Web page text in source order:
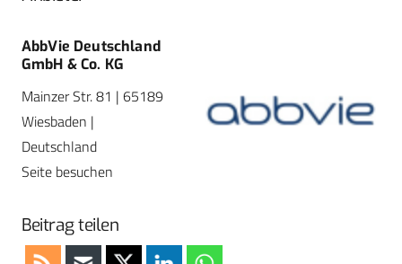
AbbVie Deutschland
GmbH & Co. KG
Mainzer Str. 81 | 65189
Wiesbaden |
Deutschland
Seite besuchen
Beitrag teilen